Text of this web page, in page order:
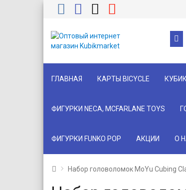
ГЛАВНАЯ КАРТЫ BICYCLE
ФИГУРКИ NECA, MCFARLANE TOYS
ФИГУРКИ FUNKO POP АКЦИИ О
Набор головоломок MoYu Cubing